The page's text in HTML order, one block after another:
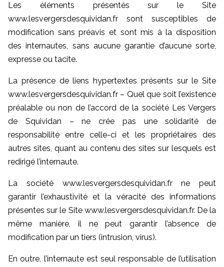
Les éléments présentés sur le Site
www.lesvergersdesquividan.fr sont susceptibles de
modification sans préavis et sont mis à la disposition
des internautes, sans aucune garantie d’aucune sorte,
expresse ou tacite.
La présence de liens hypertextes présents sur le Site
www.lesvergersdesquividan.fr – Quel que soit l’existence
préalable ou non de l’accord de la société Les Vergers
de Squividan – ne crée pas une solidarité de
responsabilité entre celle-ci et les propriétaires des
autres sites, quant au contenu des sites sur lesquels est
redirigé l’internaute.
La société www.lesvergersdesquividan.fr ne peut
garantir l’exhaustivité et la véracité des informations
présentes sur le Site www.lesvergersdesquividan.fr. De la
même manière, il ne peut garantir l’absence de
modification par un tiers (intrusion, virus).
En outre, l’internaute est seul responsable de l’utilisation